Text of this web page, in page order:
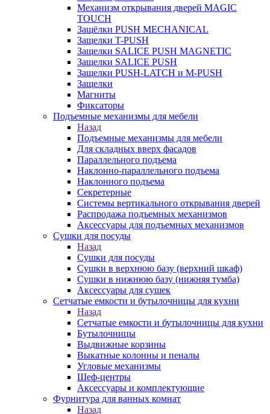
Механизм открывания дверей MAGIC
TOUCH
Защёлки PUSH MECHANICAL
Защелки T-PUSH
Защелки SALICE PUSH MAGNETIC
Защелки SALICE PUSH
Защелки PUSH-LATCH и M-PUSH
Защелки
Магниты
Фиксаторы
Подъемные механизмы для мебели
Назад
Подъемные механизмы для мебели
Для складных вверх фасадов
Параллельного подъема
Наклонно-параллельного подъема
Наклонного подъема
Секретерные
Системы вертикального открывания дверей
Распродажа подъемных механизмов
Аксессуары для подъемных механизмов
Сушки для посуды
Назад
Сушки для посуды
Сушки в верхнюю базу (верхний шкаф)
Сушки в нижнюю базу (нижняя тумба)
Аксессуары для сушек
Сетчатые емкости и бутылочницы для кухни
Назад
Сетчатые емкости и бутылочницы для кухни
Бутылочницы
Выдвижные корзины
Выкатные колонны и пеналы
Угловые механизмы
Шеф-центры
Аксессуары и комплектующие
Фурнитура для ванных комнат
Назад